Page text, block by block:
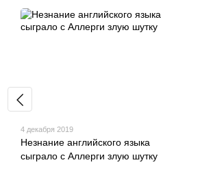
4 декабря 2019
Незнание английского языка
сыграло с Аллерги злую шутку